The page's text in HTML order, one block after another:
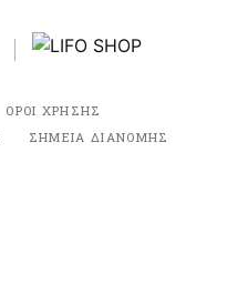
ΟΡΟΙ ΧΡΗΣΗΣ
ΣΗΜΕΙΑ ΔΙΑΝΟΜΗΣ